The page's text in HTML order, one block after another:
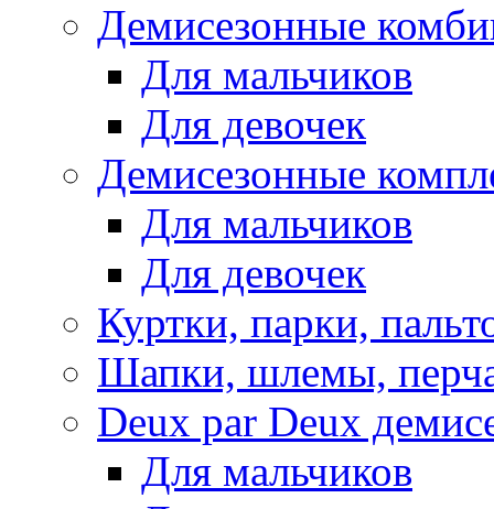
Демисезонные
Для мальчиков
Для девочек
Демисезонные
Для мальчиков
Для девочек
Куртки, парки,
Шапки, шлемы,
Deux par Deux
Для мальчиков